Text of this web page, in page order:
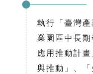
執行「臺灣
業園區中長
應用推動計
與推動」、